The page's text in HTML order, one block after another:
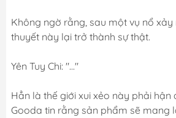
Không ngờ rằng, sau một vụ nổ
thuyết này lại trở thành sự thật.
Yên Tuy Chi: "..."
Hẳn là thế giới xui xẻo này phải hận
Gooda tin rằng sản phẩm sẽ mang